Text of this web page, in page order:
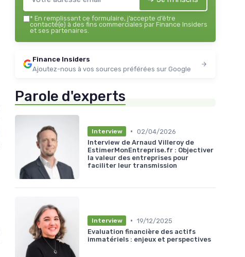
* En remplissant ce formulaire, j’accepte d’être
contacté(e) à des fins commerciales par Finance Insiders
et ses partenaires.
Finance Insiders
Ajoutez-nous à vos sources préférées sur Google
Parole d'experts
Interview • 02/04/2026
Interview de Arnaud Villeroy de
EstimerMonEntreprise.fr : Objectiver
la valeur des entreprises pour
faciliter leur transmission
Interview • 19/12/2025
Evaluation financière des actifs
immatériels : enjeux et perspectives